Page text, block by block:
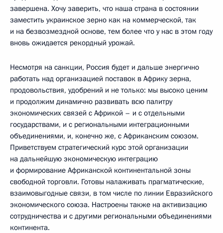
завершена. Хочу заверить, что наша страна в состоянии
заместить украинское зерно как на коммерческой, так
и на безвозмездной основе, тем более что у нас в этом году
вновь ожидается рекордный урожай.
Несмотря на санкции, Россия будет и дальше энергично
работать над организацией поставок в Африку зерна,
продовольствия, удобрений и не только: мы высоко ценим
и продолжим динамично развивать всю палитру
экономических связей с Африкой – и с отдельными
государствами, и с региональными интеграционными
объединениями, и, конечно же, с Африканским союзом.
Приветствуем стратегический курс этой организации
на дальнейшую экономическую интеграцию
и формирование Африканской континентальной зоны
свободной торговли. Готовы налаживать прагматические,
взаимовыгодные связи, в том числе по линии Евразийского
экономического союза. Настроены также на активизацию
сотрудничества и с другими региональными объединениями
континента.